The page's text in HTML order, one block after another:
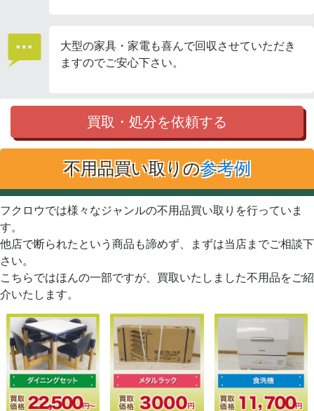
大型の家具・家電も喜んで回収させていただき
ますのでご安心下さい。
買取・処分を依頼する
不用品買い取りの参考例
フクロウでは様々なジャンルの不用品買い取りを行っていま
す。
他店で断られたという商品も諦めず、まずは当店までご相談下
さい。
こちらではほんの一部ですが、買取いたしました不用品をご紹
介いたします。